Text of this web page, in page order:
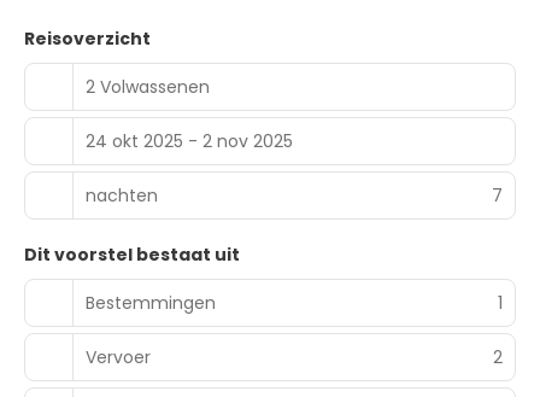
Reisoverzicht
2 Volwassenen
24 okt 2025 - 2 nov 2025
nachten 7
Dit voorstel bestaat uit
Bestemmingen
1
Vervoer 2